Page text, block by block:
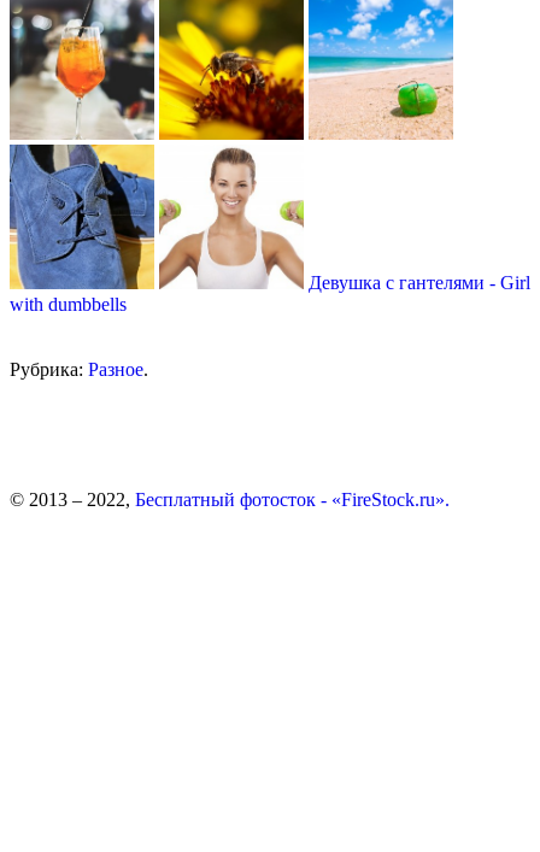
Девушка с гантелями - Girl
with dumbbells
Рубрика: Разное.
© 2013 – 2022, Бесплатный фотосток - «FireStock.ru».